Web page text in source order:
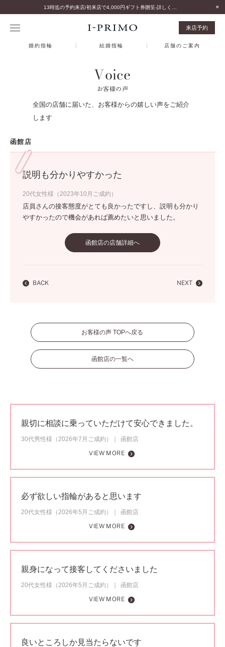
来店予約
婚約指輪 結婚指輪 店舗のご案内
Voice
お客様の声
全国の店舗に届いた、お客様からの嬉しい声をご紹介
します
函館店
説明も分かりやすかった
20代女性様（2023年10月ご成約）
店員さんの接客態度がとても良かったですし、説明も分かり
やすかったので機会があれば薦めたいと思いました。
函館店の店舗詳細へ
BACK NEXT
お客様の声 TOPへ戻る
函館店の一覧へ
親切に相談に乗っていただけて安心できました。
30代男性様（2026年7月ご成約）
函館店
VIEW MORE
必ず欲しい指輪があると思います
20代女性様（2026年5月ご成約）
函館店
VIEW MORE
親身になって接客してくださいました
20代女性様（2026年5月ご成約）
函館店
VIEW MORE
良いところしか見当たらないです